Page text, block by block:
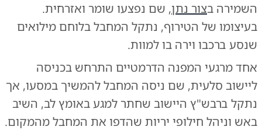
השמירה בצור נתן, שם נפצעו שומר ואזרחית.
בעיצומו של הטירוף, נתקל המחבל בלוחם מילואים
שנסע ברכבו וירה בו למוות.
אחד מרגעי המפנה הדרמטיים התרחש בכניסה
ליישוב סלעית, שם ניסה המחבל להמשיך במסעו, אך
נתקל ברבש"ץ היישוב שחתר למגע באומץ לב, השיב
באש וניהל חילופי יריות שהדפו את המחבל מהמקום.